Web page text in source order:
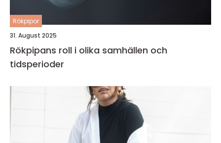
Rökpipor
31. August 2025
Rökpipans roll i olika samhällen och
tidsperioder